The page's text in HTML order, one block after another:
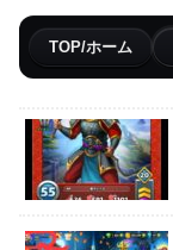
TOP/ホーム